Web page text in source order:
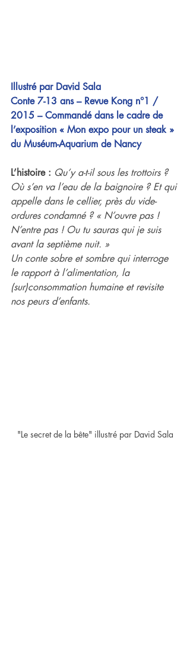
Illustré par David Sala
Conte 7-13 ans – Revue Kong n°1 /
2015 – Commandé dans le cadre de
l’exposition « Mon expo pour un steak »
du Muséum-Aquarium de Nancy
L’histoire : Qu’y a-t-il sous les trottoirs ?
Où s’en va l’eau de la baignoire ? Et qui
appelle dans le cellier, près du vide-
ordures condamné ? « N’ouvre pas !
N’entre pas ! Ou tu sauras qui je suis
avant la septième nuit. »
Un conte sobre et sombre qui interroge
le rapport à l’alimentation, la
(sur)consommation humaine et revisite
nos peurs d’enfants.
"Le secret de la bête" illustré par David Sala